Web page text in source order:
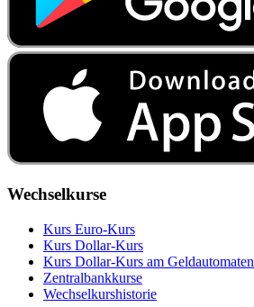
Wechselkurse
Kurs Euro-Kurs
Kurs Dollar-Kurs
Kurs Dollar-Kurs am Geldautomaten
Zentralbankkurse
Wechselkurshistorie